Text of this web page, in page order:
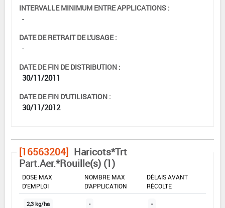
INTERVALLE MINIMUM ENTRE APPLICATIONS :
-
DATE DE RETRAIT DE L'USAGE :
-
DATE DE FIN DE DISTRIBUTION :
30/11/2011
DATE DE FIN D'UTILISATION :
30/11/2012
[16563204] Haricots*Trt
Part.Aer.*Rouille(s) (1)
DOSE MAX
D'EMPLOI
NOMBRE MAX
D'APPLICATION
DÉLAIS AVANT
RÉCOLTE
2,3 kg/ha - -